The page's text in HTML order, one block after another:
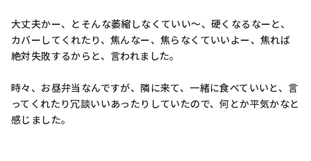
大丈夫かー、とそんな萎縮しなくていい〜、硬くなるなーと、
カバーしてくれたり、焦んなー、焦らなくていいよー、焦れば
絶対失敗するからと、言われました。
時々、お昼弁当なんですが、隣に来て、一緒に食べていいと、言
ってくれたり冗談いいあったりしていたので、何とか平気かなと
感じました。